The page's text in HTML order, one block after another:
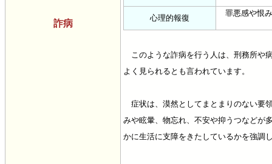
詐病
心理的報復
罪悪感や恨
このような詐病を行う人は、刑務所や
よく見られるとも言われています。
症状は、漠然としてまとまりのない要
みや眩暈、物忘れ、不安や抑うつなどが
かに生活に支障をきたしているかを強調